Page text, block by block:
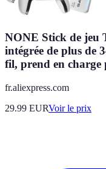
NONE Stick de jeu
intégrée de plus de
fil, prend en charge
fr.aliexpress.com
29.99 EURVoir le prix